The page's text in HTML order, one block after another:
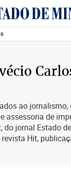
ao
assessoria de
jornal Estado
Hit,